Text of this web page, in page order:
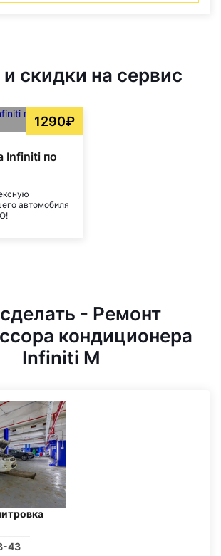
скидки на сервис
1290₽
Infiniti по
автомобиля
- Ремонт
кондиционера
Infiniti M
43